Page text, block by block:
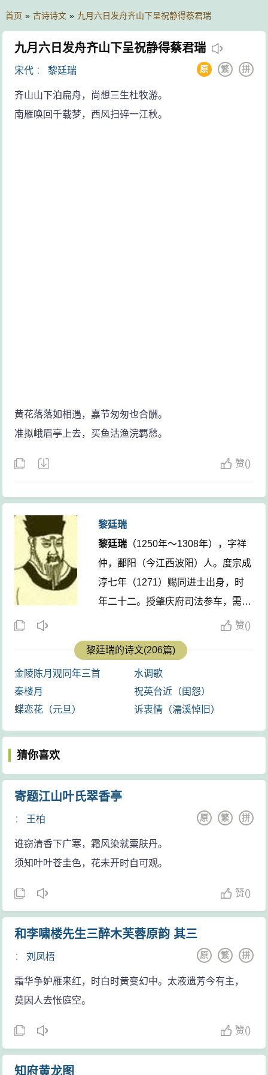
首页 » 古诗诗文 » 九月六日发舟齐山下呈祝静得蔡君瑞
九月六日发舟齐山下呈祝静得蔡君瑞
宋代 ：黎廷瑞 拼
繁
原
齐山山下泊扁舟，尚想三生杜牧游。
南雁唤回千载梦，西风扫碎一江秋。
黄花落落如相遇，嘉节匆匆也合酬。
准拟峨眉亭上去，买鱼沽渔浣羁愁。
赞()
黎廷瑞
黎廷瑞 （1250年～1308年），字祥
仲，鄱阳（今江西波阳）人。度宗成
淳七年（1271）赐同进士出身，时
年二十二。授肇庆府司法参车，需次
未上。宋亡，幽居山中十年，与吴
存、徐瑞等遥。元世祖至元二十三年
（1286），摄本郡教事。凡五年。
退后不出，更号俟庵。武宗至大元年
卒。有《芳洲集》三卷，收入清史简
编《鄱阳五家集》中。事见本集卷首
小传。 ...
赞()
黎廷瑞的诗文(206篇)
金陵陈月观同年三首
水调歌
秦楼月
祝英台近（闺怨）
蝶恋花（元旦）
诉衷情（濡溪悼旧）
猜你喜欢
寄题江山叶氏翠香亭
： 王柏 拼
繁
原
谁窃清香下广寒，霜风染就粟肤丹。
须知叶叶苍圭色，花未开时自可观。
赞()
和李啸楼先生三醉木芙蓉原韵 其三
：刘凤梧 拼
繁
原
霜华争妒雁来红，时白时黄变幻中。太液遗芳今有主，
莫因人去怅庭空。
赞()
知府黄龙图